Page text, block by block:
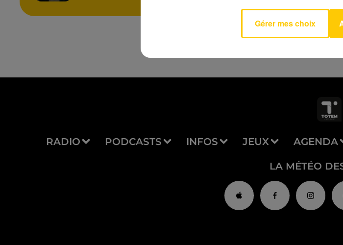
RADIO PODCASTS INFOS JEUX AGENDA
LA MÉTÉO
Gérer mes choix